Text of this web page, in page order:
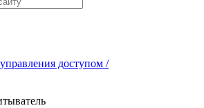
доступом /